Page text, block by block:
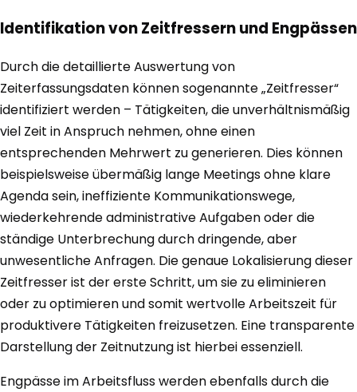
Identifikation von Zeitfressern und Engpässen
Durch die detaillierte Auswertung von
Zeiterfassungsdaten können sogenannte „Zeitfresser“
identifiziert werden – Tätigkeiten, die unverhältnismäßig
viel Zeit in Anspruch nehmen, ohne einen
entsprechenden Mehrwert zu generieren. Dies können
beispielsweise übermäßig lange Meetings ohne klare
Agenda sein, ineffiziente Kommunikationswege,
wiederkehrende administrative Aufgaben oder die
ständige Unterbrechung durch dringende, aber
unwesentliche Anfragen. Die genaue Lokalisierung dieser
Zeitfresser ist der erste Schritt, um sie zu eliminieren
oder zu optimieren und somit wertvolle Arbeitszeit für
produktivere Tätigkeiten freizusetzen. Eine transparente
Darstellung der Zeitnutzung ist hierbei essenziell.
Engpässe im Arbeitsfluss werden ebenfalls durch die